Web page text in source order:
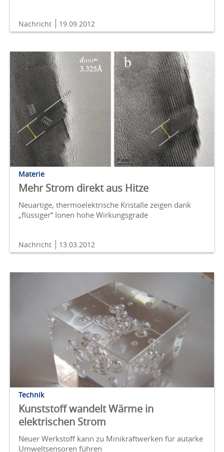
Nachricht 19.09.2012
Materie
Mehr Strom direkt aus Hitze
Neuartige, thermoelektrische Kristalle zeigen dank
„flüssiger“ Ionen hohe Wirkungsgrade
Nachricht 13.03.2012
Technik
Kunststoff wandelt Wärme in
elektrischen Strom
Neuer Werkstoff kann zu Minikraftwerken für autarke
Umweltsensoren führen